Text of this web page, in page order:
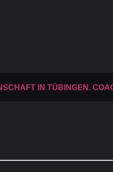
IN TÜBINGEN.